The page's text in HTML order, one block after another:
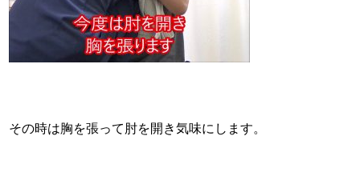
その時は胸を張って肘を開き気味にします。